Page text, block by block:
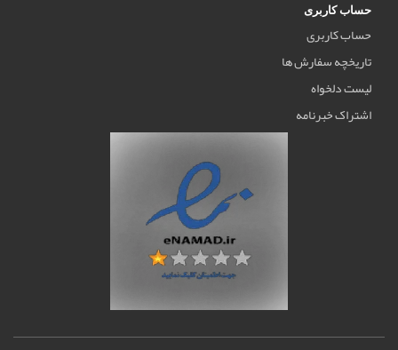
حساب کاربری
حساب کاربری
تاریخچه سفارش ها
لیست دلخواه
اشتراک خبرنامه